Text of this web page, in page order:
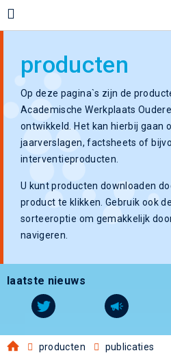
producten
Op deze pagina`s zijn de
Academische Werkplaats
ontwikkeld. Het kan hierbij gaan
jaarverslagen, factsheets of
interventieproducten.
U kunt producten downloaden
product te klikken. Gebruik ook
sorteeroptie om gemakkelijk
navigeren.
laatste nieuws
producten publicaties